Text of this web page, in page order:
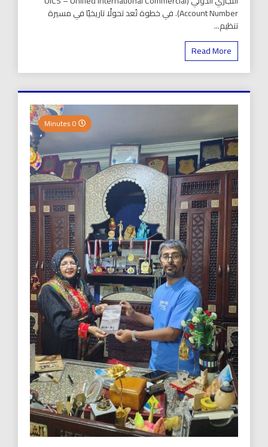
Account Number). في خطوة تُعد تحولًا تاريخيًا في مسيرة
تنظيم...
Read More